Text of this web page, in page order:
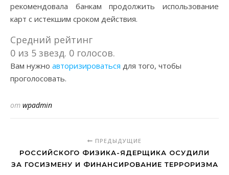
рекомендовала банкам продолжить использование
карт с истекшим сроком действия.
Средний рейтинг
0 из 5 звезд. 0 голосов.
Вам нужно авторизироваться для того, чтобы
проголосовать.
от wpadmin
ПРЕДЫДУЩИЕ
РОССИЙСКОГО ФИЗИКА-ЯДЕРЩИКА ОСУДИЛИ
ЗА ГОСИЗМЕНУ И ФИНАНСИРОВАНИЕ ТЕРРОРИЗМА